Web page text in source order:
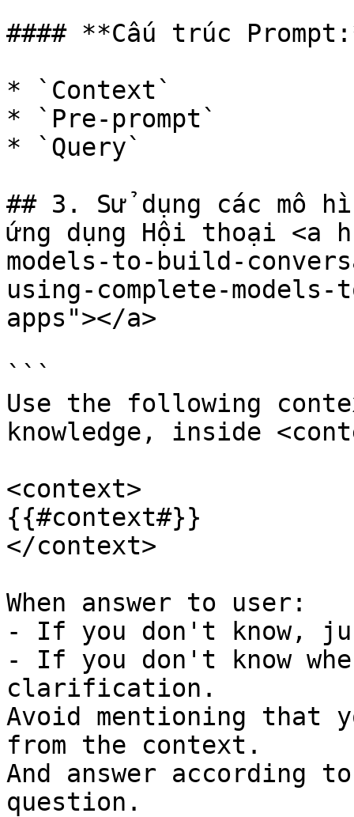
#### **Cấu trúc
* `Context`
* `Pre-prompt`
* `Query`
## 3. Sử dụng các mô
ứng dụng Hội thoại <a
models-to-build-
using-complete-
apps"></a>
```
Use the following
knowledge, inside
<context>
{{#context#}}
</context>
When answer to user:
- If you don't know,
- If you don't know
clarification.
Avoid mentioning that
from the context.
And answer according
question.